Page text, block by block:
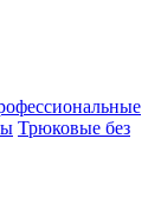
Трюковые без